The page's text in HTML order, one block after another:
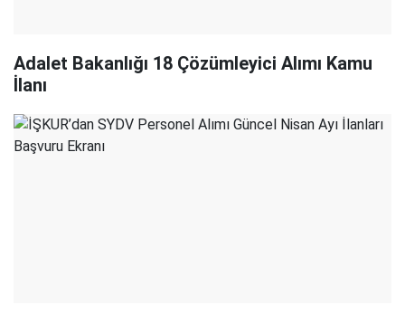
Adalet Bakanlığı 18 Çözümleyici Alımı Kamu
İlanı